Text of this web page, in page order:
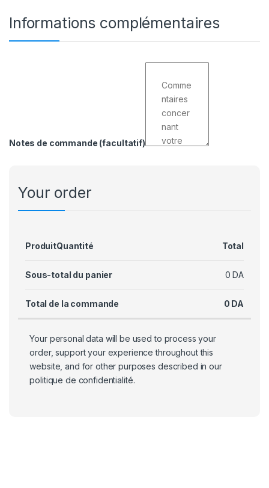
Informations complémentaires
Notes de commande (facultatif)
Your order
ProduitQuantité Total
Sous-total du panier 0 DA
Total de la commande 0 DA
Your personal data will be used to process your
order, support your experience throughout this
website, and for other purposes described in our
politique de confidentialité.